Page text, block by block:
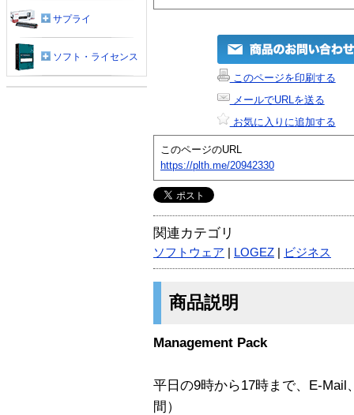
このページを印刷する
メールでURLを送る
お気に入りに追加する
このページのURL
https://plth.me/20942330
関連カテゴリ
ソフトウェア LOGEZ ビジネス
商品説明
Management Pack
平日の9時から17時まで、E-Mail
間）
サプライ
ソフト・ライセンス